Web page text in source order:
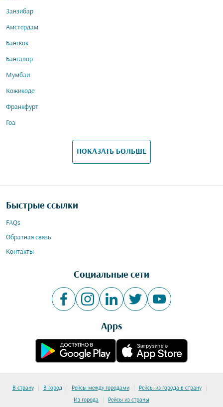
Занзибар
Амстердам
Бангкок
Бангалор
Мумбаи
Кожикоде
Франкфурт
Гоа
ПОКАЗАТЬ БОЛЬШЕ
Быстрые ссылки
FAQs
Обратная связь
Контакты
Социальные сети
Apps
В страну | В город | Рейсы между городами | Рейсы из города в страну |
Из города | Рейсы из страны